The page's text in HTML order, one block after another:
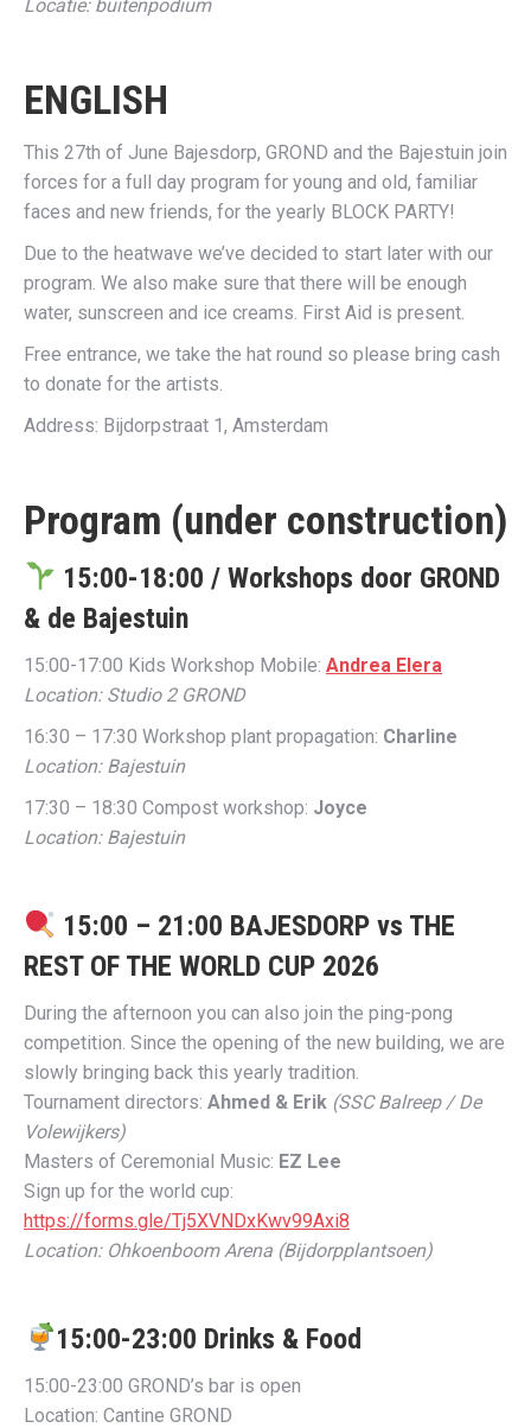
Locatie: buitenpodium
ENGLISH
This 27th of June Bajesdorp, GROND and the Bajestuin join
forces for a full day program for young and old, familiar
faces and new friends, for the yearly BLOCK PARTY!
Due to the heatwave we’ve decided to start later with our
program. We also make sure that there will be enough
water, sunscreen and ice creams. First Aid is present.
Free entrance, we take the hat round so please bring cash
to donate for the artists.
Address: Bijdorpstraat 1, Amsterdam
Program (under construction)
15:00-18:00 /Workshops door GROND
& de Bajestuin
15:00-17:00 Kids Workshop Mobile: Andrea Elera
Location: Studio 2 GROND
16:30 – 17:30 Workshop plant propagation: Charline
Location: Bajestuin
17:30 – 18:30 Compost workshop: Joyce
Location: Bajestuin
15:00 – 21:00 BAJESDORP vs THE
REST OF THE WORLD CUP 2026
During the afternoon you can also join the ping-pong
competition. Since the opening of the new building, we are
slowly bringing back this yearly tradition.
Tournament directors: Ahmed & Erik (SSC Balreep / De
Volewijkers)
Masters of Ceremonial Music: EZ Lee
Sign up for the world cup:
https://forms.gle/Tj5XVNDxKwv99Axi8
Location:Ohkoenboom Arena (Bijdorpplantsoen)
15:00-23:00 Drinks & Food
15:00-23:00 GROND’s bar is open
Location: Cantine GROND